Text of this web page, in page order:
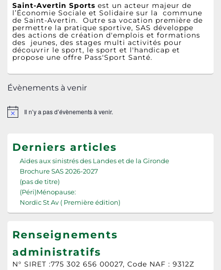
Saint-Avertin Sports est un acteur majeur de
l’Économie Sociale et Solidaire sur la commune
de Saint-Avertin. Outre sa vocation première de
permettre la pratique sportive, SAS développe
des actions de création d'emplois et formations
des jeunes, des stages multi activités pour
découvrir le sport, le sport et l'handicap et
propose une offre Pass'Sport Santé.
Évènements à venir
Notice Il n’y a pas d’évènements à venir.
Derniers articles
Aides aux sinistrés des Landes et de la Gironde
Brochure SAS 2026-2027
(pas de titre)
(Péri)Ménopause:
Nordic St Av ( Première édition)
Renseignements
administratifs
N° SIRET :775 302 656 00027, Code NAF : 9312Z